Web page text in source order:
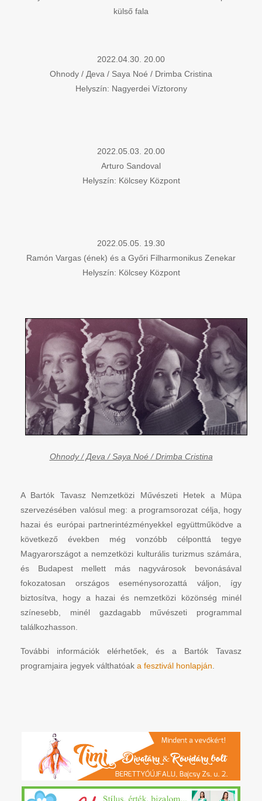
külső fala
2022.04.30. 20.00
Ohnody / Дeva / Saya Noé / Drimba Cristina
Helyszín: Nagyerdei Víztorony
2022.05.03. 20.00
Arturo Sandoval
Helyszín: Kölcsey Központ
2022.05.05. 19.30
Ramón Vargas (ének) és a Győri Filharmonikus Zenekar
Helyszín: Kölcsey Központ
Ohnody / Дeva / Saya Noé / Drimba Cristina
A Bartók Tavasz Nemzetközi Művészeti Hetek a Müpa
szervezésében valósul meg: a programsorozat célja, hogy
hazai és európai partnerintézményekkel együttműködve a
következő években még vonzóbb célponttá tegye
Magyarországot a nemzetközi kulturális turizmus számára,
és Budapest mellett más nagyvárosok bevonásával
fokozatosan országos eseménysorozattá váljon, így
biztosítva, hogy a hazai és nemzetközi közönség minél
színesebb, minél gazdagabb művészeti programmal
találkozhasson.
További információk elérhetőek, és a Bartók Tavasz
programjaira jegyek válthatóak a fesztivál honlapján